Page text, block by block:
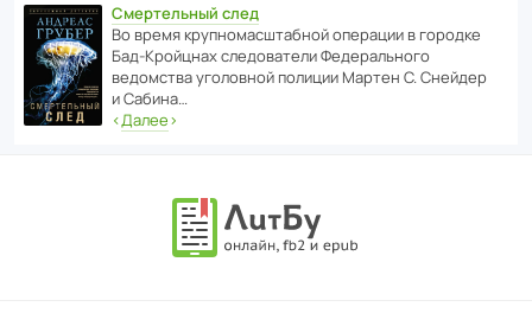
Смертельный след
Во время круп­но­мас­ш­та­бной операции в городке
Бад‑Крой­цнах следо­ва­тели Феде­раль­ного
ведомства уголо­вной полиции Мартен С. Снейдер
и Сабина…
‹Далее›